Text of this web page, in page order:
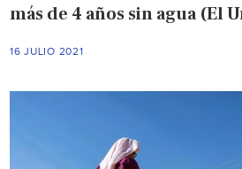
más de 4 años sin agua (El
16 JULIO 2021